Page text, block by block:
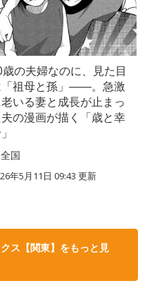
の夫婦なのに、見た目
「祖母と孫」――。急激
いる妻と成長が止まっ
の漫画が描く「歳と幸
全国
年5月11日 09:43 更新
ス【関東】をもっと見